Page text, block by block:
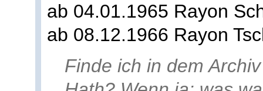
ab 04.01.1965 Rayon
ab 08.12.1966 Rayon
Finde ich in dem